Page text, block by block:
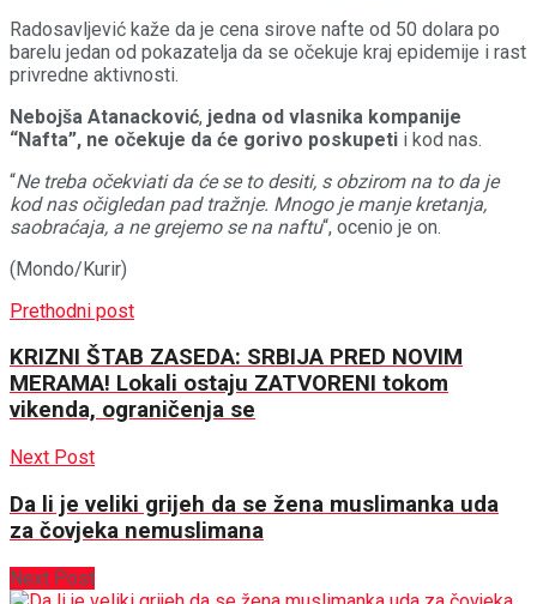
Radosavljević kaže da je cena sirove nafte od 50 dolara po
barelu jedan od pokazatelja da se očekuje kraj epidemije i rast
privredne aktivnosti.
Nebojša Atanacković, jedna od vlasnika kompanije
“Nafta”, ne očekuje da će gorivo poskupeti i kod nas.
“Ne treba očekviati da će se to desiti, s obzirom na to da je
kod nas očigledan pad tražnje. Mnogo je manje kretanja,
saobraćaja, a ne grejemo se na naftu“, ocenio je on.
(Mondo/Kurir)
Prethodni post
KRIZNI ŠTAB ZASEDA: SRBIJA PRED NOVIM
MERAMA! Lokali ostaju ZATVORENI tokom
vikenda, ograničenja se
Next Post
Da li je veliki grijeh da se žena muslimanka uda
za čovjeka nemuslimana
Next Post